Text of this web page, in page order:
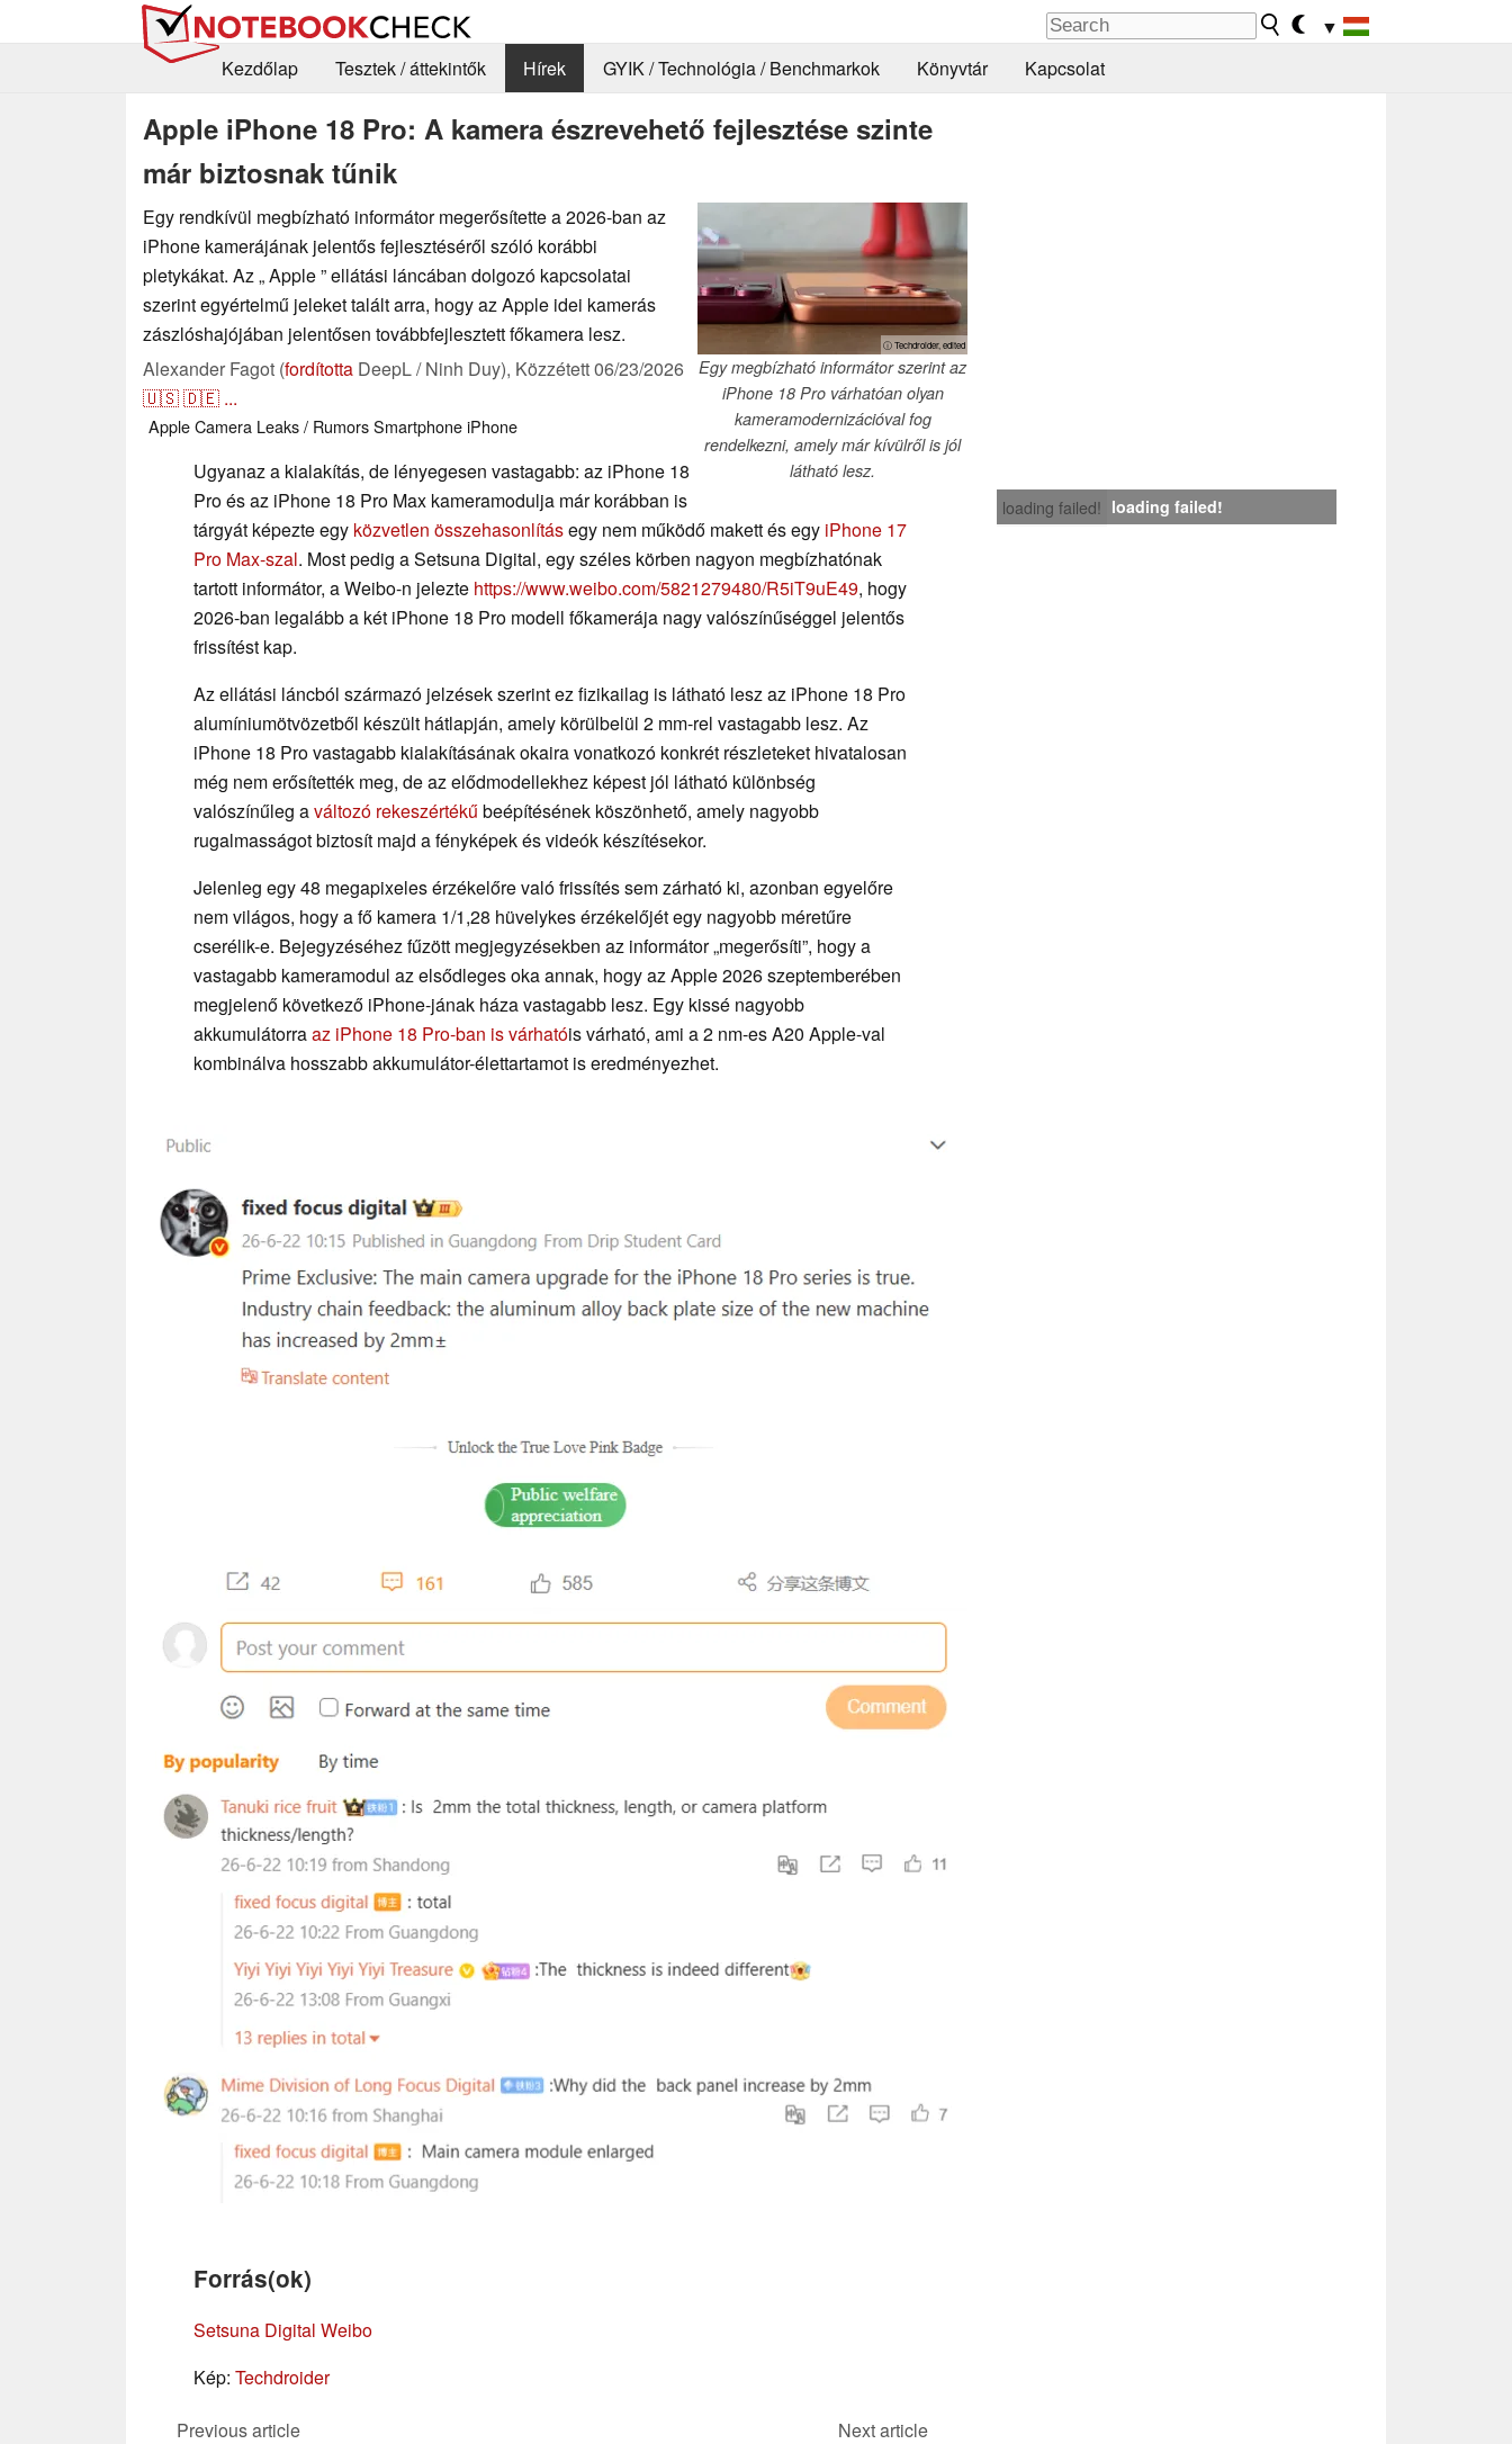
▼
Kezdőlap
Tesztek / áttekintők Hírek GYIK / Technológia / Benchmarkok Könyvtár Kapcsolat
Apple iPhone 18 Pro: A kamera észrevehető fejlesztése szinte
már biztosnak tűnik
ⓘ Techdroider, edited
Egy megbízható informátor szerint az
iPhone 18 Pro várhatóan olyan
kameramodernizációval fog
rendelkezni, amely már kívülről is jól
látható lesz.
Egy rendkívül megbízható informátor megerősítette a 2026-ban az
iPhone kamerájának jelentős fejlesztéséről szóló korábbi
pletykákat. Az „ Apple ” ellátási láncában dolgozó kapcsolatai
szerint egyértelmű jeleket talált arra, hogy az Apple idei kamerás
zászlóshajójában jelentősen továbbfejlesztett főkamera lesz.
Alexander Fagot (fordította DeepL / Ninh Duy), Közzétett06/23/2026
🇺🇸🇩🇪 ...
AppleCamera Leaks / RumorsSmartphoneiPhone
loading failed! loading failed!
Ugyanaz a kialakítás, de lényegesen vastagabb: az iPhone 18
Pro és az iPhone 18 Pro Max kameramodulja már korábban is
tárgyát képezte egy közvetlen összehasonlításegy nem működő makett és egy iPhone 17
Pro Max-szal. Most pedig a Setsuna Digital, egy széles körben nagyon megbízhatónak
tartott informátor, a Weibo-n jelezte https://www.weibo.com/5821279480/R5iT9uE49, hogy
2026-ban legalább a két iPhone 18 Pro modell főkamerája nagy valószínűséggel jelentős
frissítést kap.
Az ellátási láncból származó jelzések szerint ez fizikailag is látható lesz az iPhone 18 Pro
alumíniumötvözetből készült hátlapján, amely körülbelül 2 mm-rel vastagabb lesz. Az
iPhone 18 Pro vastagabb kialakításának okaira vonatkozó konkrét részleteket hivatalosan
még nem erősítették meg, de az elődmodellekhez képest jól látható különbség
valószínűleg aváltozó rekeszértékűbeépítésének köszönhető, amely nagyobb
rugalmasságot biztosít majd a fényképek és videók készítésekor.
Jelenleg egy 48 megapixeles érzékelőre való frissítés sem zárható ki, azonban egyelőre
nem világos, hogy a fő kamera 1/1,28 hüvelykes érzékelőjét egy nagyobb méretűre
cserélik-e. Bejegyzéséhez fűzött megjegyzésekben az informátor „megerősíti”, hogy a
vastagabb kameramodul az elsődleges oka annak, hogy az Apple 2026 szeptemberében
megjelenő következő iPhone-jának háza vastagabb lesz. Egy kissé nagyobb
akkumulátorraaz iPhone 18 Pro-ban is várhatóis várható, ami a 2 nm-es A20 Apple-val
kombinálva hosszabb akkumulátor-élettartamot is eredményezhet.
Forrás(ok)
Setsuna Digital Weibo
Kép: Techdroider
Previous article
Next article